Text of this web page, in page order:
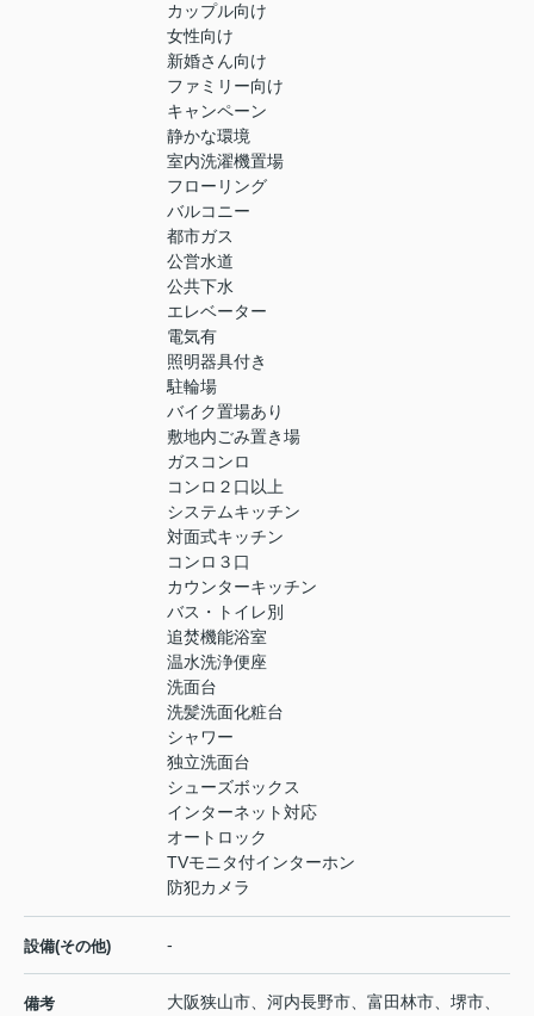
カップル向け
女性向け
新婚さん向け
ファミリー向け
キャンペーン
静かな環境
室内洗濯機置場
フローリング
バルコニー
都市ガス
公営水道
公共下水
エレベーター
電気有
照明器具付き
駐輪場
バイク置場あり
敷地内ごみ置き場
ガスコンロ
コンロ２口以上
システムキッチン
対面式キッチン
コンロ３口
カウンターキッチン
バス・トイレ別
追焚機能浴室
温水洗浄便座
洗面台
洗髪洗面化粧台
シャワー
独立洗面台
シューズボックス
インターネット対応
オートロック
TVモニタ付インターホン
防犯カメラ
設備(その他) -
備考
大阪狭山市、河内長野市、富田林市、堺市、